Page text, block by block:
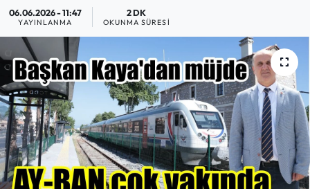
06.06.2026 - 11:47
YAYINLANMA
2 DK
OKUNMA SÜRESI
SPOR
TARIM
TURİZM
YAŞAM
RESMİ İLANLAR